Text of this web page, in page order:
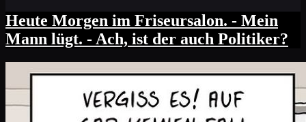
Heute Morgen im Friseursalon. - Mein
Mann lügt. - Ach, ist der auch Politiker?